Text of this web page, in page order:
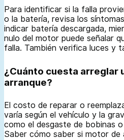
Para identificar si la falla
o la batería, revisa los
indicar batería descargada,
nulo del motor puede señalar
falla. También verifica luces y
¿Cuánto cuesta arreglar
arranque?
El costo de reparar o
varía según el vehículo y la
como el desgaste de bobinas
Saber cómo saber si motor de